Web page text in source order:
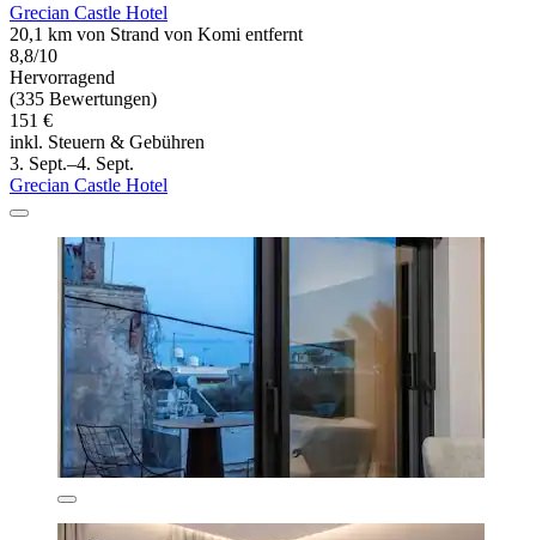
Grecian Castle Hotel
20,1 km von Strand von Komi entfernt
8,8/10
Hervorragend
(335 Bewertungen)
151 €
inkl. Steuern & Gebühren
3. Sept.–4. Sept.
Grecian Castle Hotel